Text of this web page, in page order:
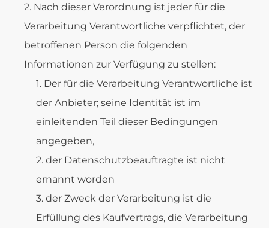
Nach dieser Verordnung ist jeder für die
Verarbeitung Verantwortliche verpflichtet, der
betroffenen Person die folgenden
Informationen zur Verfügung zu stellen:
Der für die Verarbeitung Verantwortliche ist
der Anbieter; seine Identität ist im
einleitenden Teil dieser Bedingungen
angegeben,
der Datenschutzbeauftragte ist nicht
ernannt worden
der Zweck der Verarbeitung ist die
Erfüllung des Kaufvertrags, die Verarbeitung